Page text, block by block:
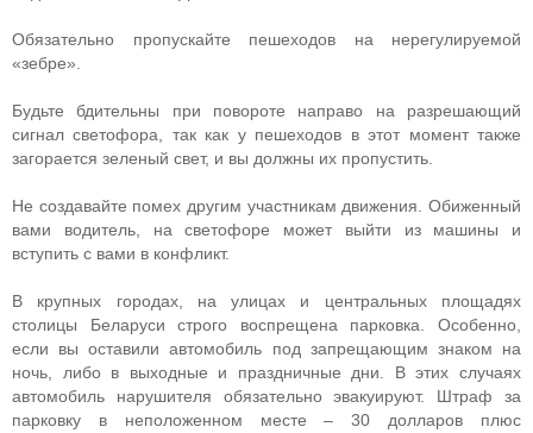
Обязательно пропускайте пешеходов на нерегулируемой
«зебре».
Будьте бдительны при повороте направо на разрешающий
сигнал светофора, так как у пешеходов в этот момент также
загорается зеленый свет, и вы должны их пропустить.
Не создавайте помех другим участникам движения. Обиженный
вами водитель, на светофоре может выйти из машины и
вступить с вами в конфликт.
В крупных городах, на улицах и центральных площадях
столицы Беларуси строго воспрещена парковка. Особенно,
если вы оставили автомобиль под запрещающим знаком на
ночь, либо в выходные и праздничные дни. В этих случаях
автомобиль нарушителя обязательно эвакуируют. Штраф за
парковку в неположенном месте – 30 долларов плюс